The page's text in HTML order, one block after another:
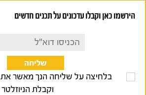
הירשמו כאן וקבלו עדכונים על תכנים חדשים
בלחיצה על שליחה הנך מאשר את
וקבלת הניוזלטר